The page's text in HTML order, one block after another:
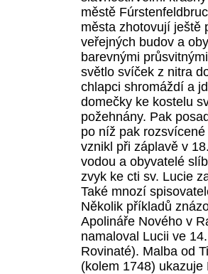
městě
města zhotovují ještě
veřejných budov a
barevnými
světlo svíček z nitra
chlapci shromáždí a
domečky ke kostelu
požehnány. Pak
po níž pak
vznikl při záplavě v
vodou a obyvatelé
zvyk ke cti sv. Lucie
Také mnozí
Několik příkladů
Apolináře Nového v
namaloval Lucii ve
Rovinaté). Malba od
(kolem 1748)